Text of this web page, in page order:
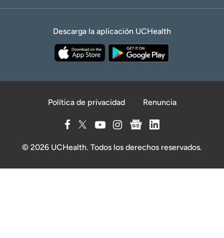
Descarga la aplicación UCHealth
Política de privacidad Renuncia
© 2026 UCHealth. Todos los derechos reservados.